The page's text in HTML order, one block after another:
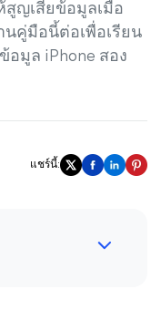
สูญเสียข้อมูลเมื่อ
นคู่มือนี้ต่อเพื่อเรียน
อมูล iPhone สอง
แชร์นี้: